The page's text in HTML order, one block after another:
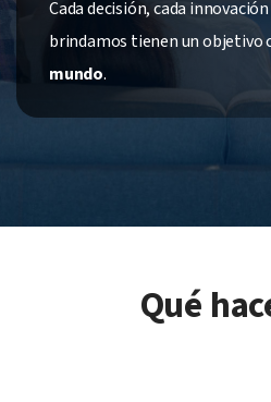
Cada decisión, cada
brindamos tienen un objetivo
mundo.
Qué